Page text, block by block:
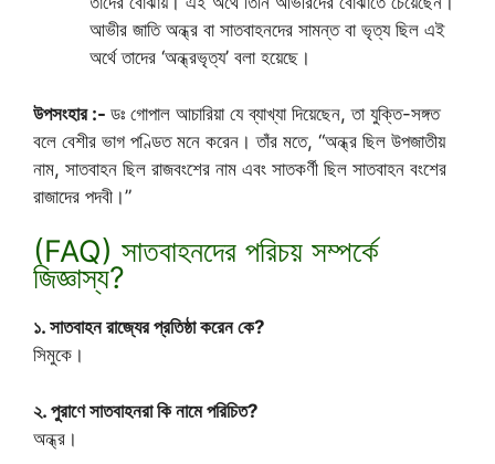
আভীর জাতি অন্ধ্র বা সাতবাহনদের সামন্ত বা ভৃত্য ছিল এই
অর্থে তাদের ‘অন্ধ্রভৃত্য’ বলা হয়েছে।
উপসংহার :- ডঃ গোপাল আচারিয়া যে ব্যাখ্যা দিয়েছেন, তা যুক্তি-সঙ্গত
বলে বেশীর ভাগ পণ্ডিত মনে করেন। তাঁর মতে, “অন্ধ্র ছিল উপজাতীয়
নাম, সাতবাহন ছিল রাজবংশের নাম এবং সাতকর্ণী ছিল সাতবাহন বংশের
রাজাদের পদবী।”
(FAQ) সাতবাহনদের পরিচয় সম্পর্কে
জিজ্ঞাস্য?
১. সাতবাহন রাজ্যের প্রতিষ্ঠা করেন কে?
সিমুকে।
২. পুরাণে সাতবাহনরা কি নামে পরিচিত?
অন্ধ্র।